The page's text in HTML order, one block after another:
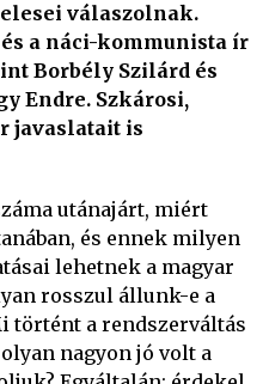
válaszolnak.
a náci-kommunista ír
Borbély Szilárd és
Endre. Szkárosi,
javaslatait is
utánajárt, miért
és ennek milyen
lehetnek a magyar
rosszul állunk-e a
történt a rendszerváltás
nagyon jó volt a